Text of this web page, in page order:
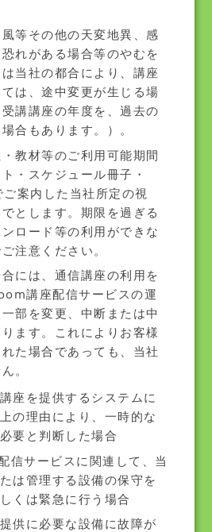
等その他の天変地異、感
れがある場合等のやむを
当社の都合により、講座
は、途中変更が生じる場
講講座の年度を、過去の
合もあります。）。
教材等のご利用可能期間
・スケジュール冊子・
案内した当社所定の視
とします。期限を過ぎる
ロード等の利用ができな
注意ください。
には、通信講座の利用を
講座配信サービスの運
部を変更、中断または中
ます。これによりお客様
た場合であっても、当社
。
座を提供するシステムに
の理由により、一時的な
要と判断した場合
信サービスに関連して、当
は管理する設備の保守を
くは緊急に行う場合
供に必要な設備に故障が